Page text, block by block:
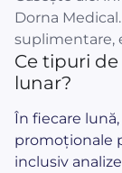
Dorna
suplimentare,
Ce tipuri
lunar?
În fiecare
promoționale
inclusiv